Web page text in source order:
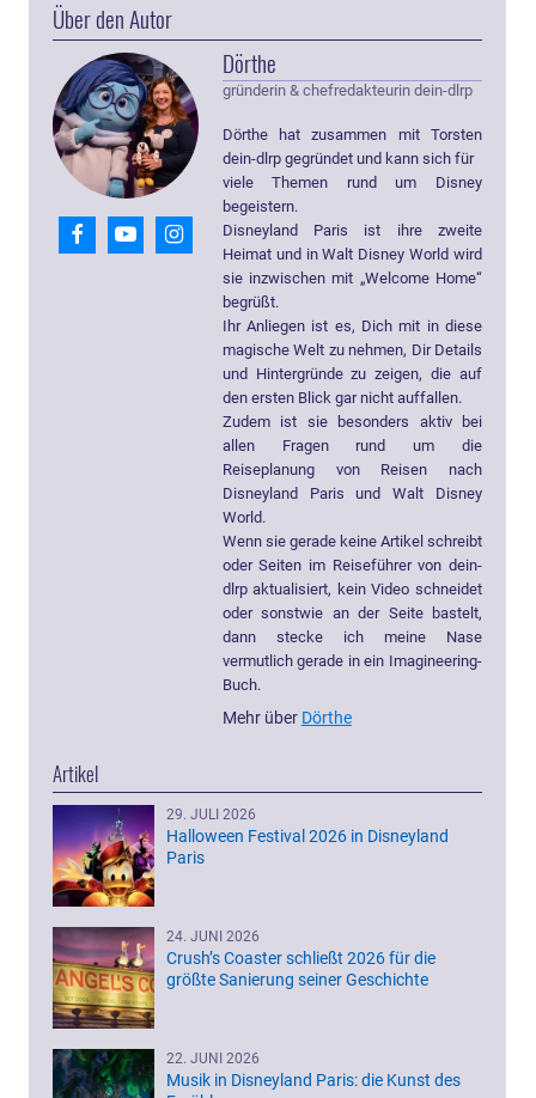
Über den Autor
Dörthe
gründerin & chefredakteurin dein-dlrp
Dörthe hat zusammen mit Torsten
dein-dlrp gegründet und kann sich für
viele Themen rund um Disney
begeistern.
Disneyland Paris ist ihre zweite
Heimat und in Walt Disney World wird
sie inzwischen mit „Welcome Home“
begrüßt.
Ihr Anliegen ist es, Dich mit in diese
magische Welt zu nehmen, Dir Details
und Hintergründe zu zeigen, die auf
den ersten Blick gar nicht auffallen.
Zudem ist sie besonders aktiv bei
allen Fragen rund um die
Reiseplanung von Reisen nach
Disneyland Paris und Walt Disney
World.
Wenn sie gerade keine Artikel schreibt
oder Seiten im Reiseführer von dein-
dlrp aktualisiert, kein Video schneidet
oder sonstwie an der Seite bastelt,
dann stecke ich meine Nase
vermutlich gerade in ein Imagineering-
Buch.
Mehr über Dörthe
Artikel
29. JULI 2026
Halloween Festival 2026 in Disneyland
Paris
24. JUNI 2026
Crush’s Coaster schließt 2026 für die
größte Sanierung seiner Geschichte
22. JUNI 2026
Musik in Disneyland Paris: die Kunst des